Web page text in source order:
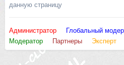
данную страницу
Администратор Глобальный
Модератор
Партнеры Эксперт